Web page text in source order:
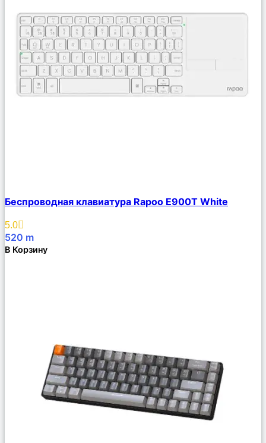
Описание
Избранное
Беспроводная клавиатура Rapoo E900T White
5.0
520 m
В Корзину